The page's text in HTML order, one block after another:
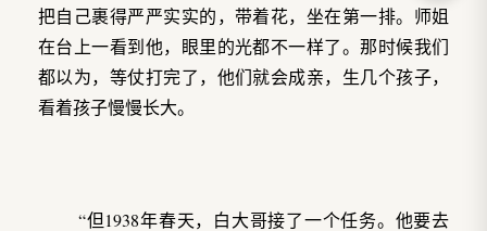
把自己裹得严严实实的，带着花，坐在第一排。师姐
在台上一看到他，眼里的光都不一样了。那时候我们
都以为，等仗打完了，他们就会成亲，生几个孩子，
看着孩子慢慢长大。
“但1938年春天，白大哥接了一个任务。他要去